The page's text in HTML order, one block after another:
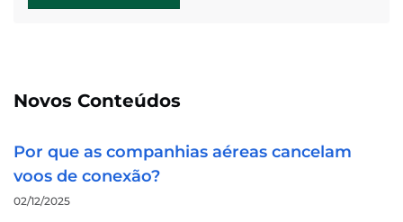
Novos Conteúdos
Por que as companhias aéreas cancelam
voos de conexão?
02/12/2025